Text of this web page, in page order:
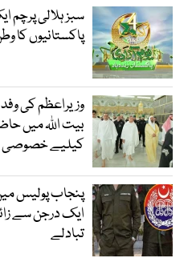
سبز ہلالی پرچم
پاکستانیوں کا
وزیراعظم کی
بیت اللہ میں
کیلیے خصوصی
پنجاب پولیس
ایک درجن سے
تبادلے